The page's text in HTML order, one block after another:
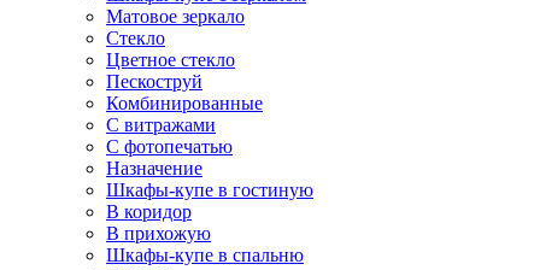
Матовое зеркало
Стекло
Цветное стекло
Пескоструй
Комбинированные
С витражами
С фотопечатью
Назначение
Шкафы-купе в гостиную
В коридор
В прихожую
Шкафы-купе в спальню